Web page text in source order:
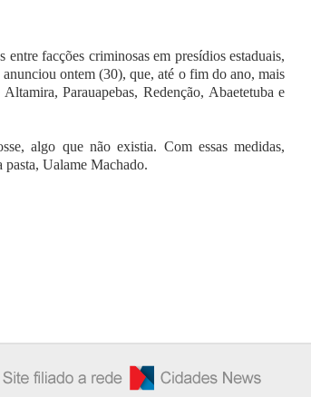
facções criminosas em presídios estaduais,
ontem (30), que, até o fim do ano, mais
Parauapebas, Redenção, Abaetetuba e
algo que não existia. Com essas medidas,
Ualame Machado.